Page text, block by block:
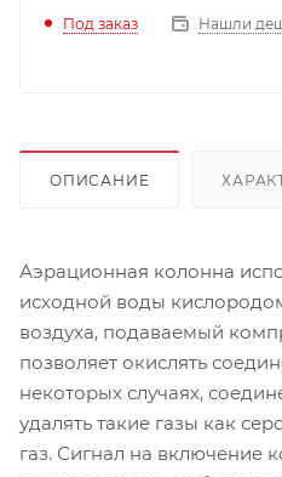
Под заказ Нашли
ОПИСАНИЕ
Аэрационная колонна
исходной воды
воздуха, подаваемый
позволяет окислять
некоторых случаях,
удалять такие газы как
газ. Сигнал на включение